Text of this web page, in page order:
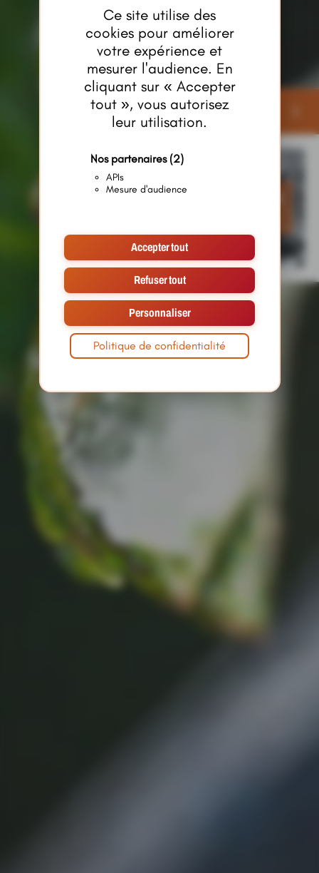
Ce site utilise des
cookies pour améliorer
votre expérience et
mesurer l'audience. En
cliquant sur « Accepter
tout », vous autorisez
leur utilisation.
Nos partenaires (2)
APIs
Mesure d'audience
Accepter tout
Refuser tout
Personnaliser
Politique de confidentialité
Publicités